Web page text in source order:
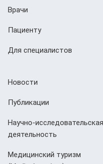
Врачи
Пациенту
Для специалистов
Новости
Публикации
Научно-исследовательская
деятельность
Медицинский туризм